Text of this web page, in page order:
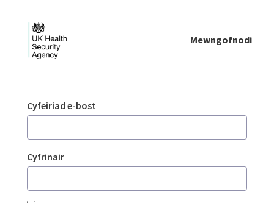
Mewngofnodi
Mewngofnodi
Cyfeiriad e-bost
Cyfrinair